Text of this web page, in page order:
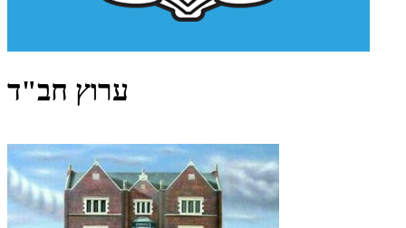
ערוץ חב"ד